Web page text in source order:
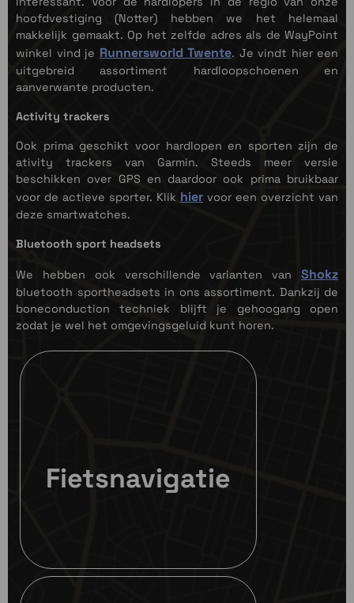
hoofdvestiging (Notter) hebben we het helemaal
makkelijk gemaakt. Op het zelfde adres als de WayPoint
winkel vind je Runnersworld Twente. Je vindt hier een
uitgebreid assortiment hardloopschoenen en
aanverwante producten.
Activity trackers
Ook prima geschikt voor hardlopen en sporten zijn de
ativity trackers van Garmin. Steeds meer versie
beschikken over GPS en daardoor ook prima bruikbaar
voor de actieve sporter. Klik hier voor een overzicht van
deze smartwatches.
Bluetooth sport headsets
We hebben ook verschillende varianten van Shokz
bluetooth sportheadsets in ons assortiment. Dankzij de
boneconduction techniek blijft je gehoogang open
zodat je wel het omgevingsgeluid kunt horen.
Fietsnavigatie